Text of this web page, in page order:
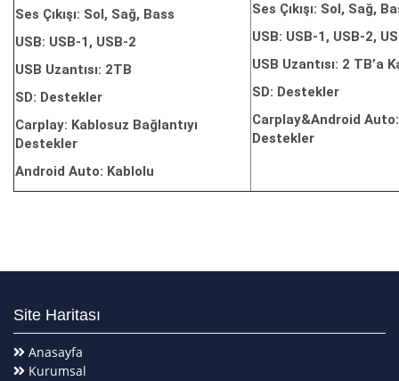
Ses Çıkışı: Sol, Sağ, Bass
USB: USB-1, USB-2
USB Uzantısı: 2TB
SD: Destekler
Carplay: Kablosuz Bağlantıyı
Destekler
Android Auto: Kablolu
Ses Çıkışı: Sol, Sağ,
USB: USB-1, USB-2,
USB Uzantısı: 2 TB’a
SD: Destekler
Carplay&Android
Destekler
Site Haritası
Anasayfa
Kurumsal